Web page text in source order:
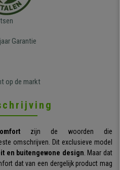
Garantie
op de markt
zijn de woorden die
omschrijven. Dit exclusieve model
en buitengewone design. Maar dat
dat van een dergelijk product mag